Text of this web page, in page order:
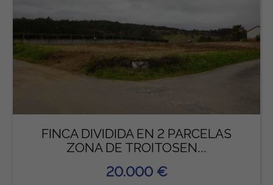
FINCA DIVIDIDA EN 2 PARCELAS
ZONA DE TROITOSEN...
20.000 €